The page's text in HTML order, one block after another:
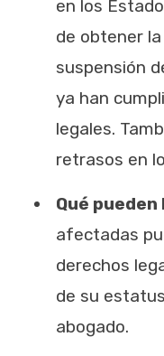
en los
de obtener
suspensión
ya han
legales.
retrasos en
Qué
afectadas
derechos
de su
abogado.